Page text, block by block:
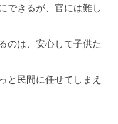
できるが、官には難し
のは、安心して子供た
と民間に任せてしまえ